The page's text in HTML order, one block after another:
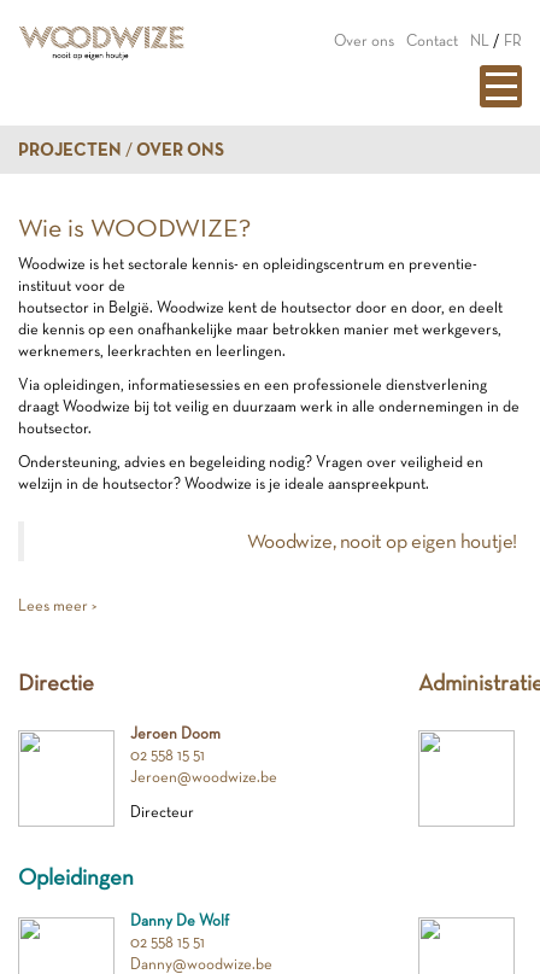
Over ons Contact NL / FR
PROJECTEN OVER ONS
Wie is WOODWIZE?
Woodwize is het sectorale kennis- en opleidingscentrum en preventie-
instituut voor de
houtsector in België. Woodwize kent de houtsector door en door, en deelt
die kennis op een onafhankelijke maar betrokken manier met werkgevers,
werknemers, leerkrachten en leerlingen.
Via opleidingen, informatiesessies en een professionele dienstverlening
draagt Woodwize bij tot veilig en duurzaam werk in alle ondernemingen in de
houtsector.
Ondersteuning, advies en begeleiding nodig? Vragen over veiligheid en
welzijn in de houtsector? Woodwize is je ideale aanspreekpunt.
Woodwize, nooit op eigen houtje!
Lees meer >
Directie
Jeroen Doom
02 558 15 51
Jeroen@woodwize.be
Directeur
Opleidingen
Danny De Wolf
02 558 15 51
Danny@woodwize.be